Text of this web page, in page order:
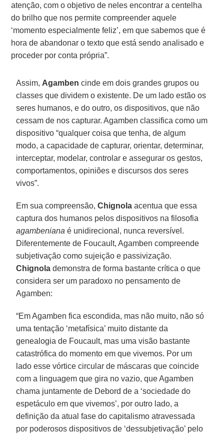
atenção, com o objetivo de neles encontrar a centelha
do brilho que nos permite compreender aquele
‘momento especialmente feliz’, em que sabemos que é
hora de abandonar o texto que está sendo analisado e
proceder por conta própria”.
Assim, Agamben cinde em dois grandes grupos ou
classes que dividem o existente. De um lado estão os
seres humanos, e do outro, os dispositivos, que não
cessam de nos capturar. Agamben classifica como um
dispositivo “qualquer coisa que tenha, de algum
modo, a capacidade de capturar, orientar, determinar,
interceptar, modelar, controlar e assegurar os gestos,
comportamentos, opiniões e discursos dos seres
vivos”.
Em sua compreensão,Chignola acentua que essa
captura dos humanos pelos dispositivos na filosofia
agambeniana é unidirecional, nunca reversível.
Diferentemente de Foucault, Agamben compreende
subjetivação como sujeição e passivização.
Chignola demonstra de forma bastante crítica o que
considera ser um paradoxo no pensamento de
Agamben:
“Em Agamben fica escondida, mas não muito, não só
uma tentação ‘metafísica’ muito distante da
genealogia de Foucault, mas uma visão bastante
catastrófica do momento em que vivemos. Por um
lado esse vórtice circular de máscaras que coincide
com a linguagem que gira no vazio, que Agamben
chama juntamente de Debord de a ‘sociedade do
espetáculo em que vivemos’, por outro lado, a
definição da atual fase do capitalismo atravessada
por poderosos dispositivos de ‘dessubjetivação’ pelo